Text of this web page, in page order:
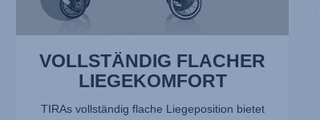
VOLLSTÄNDIG FLACHER
LIEGEKOMFORT
TIRAs vollständig flache Liegeposition bietet